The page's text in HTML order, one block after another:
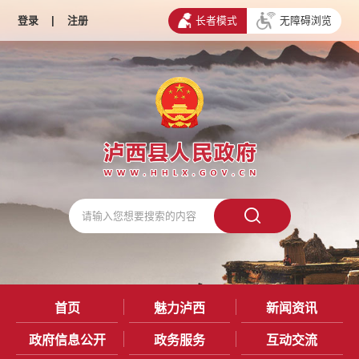
登录 | 注册 长者模式 无障碍浏览
首页 魅力泸西 新闻资讯
政府信息公开 政务服务 互动交流